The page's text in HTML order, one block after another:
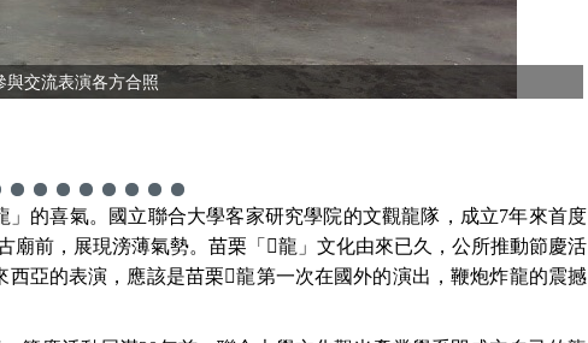
與交流表演各方合照
的喜氣。國立聯合大學客家研究學院的文觀龍隊，成立7年來首度
廟前，展現滂薄氣勢。苗栗「 𪹚龍」文化由來已久，公所推動節慶活
西亞的表演，應該是苗栗𪹚龍第一次在國外的演出，鞭炮炸龍的震撼